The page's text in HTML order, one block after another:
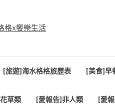
[旅遊]海水格格旅歷表 [美食]早
草類 [愛報告]非人類 [愛